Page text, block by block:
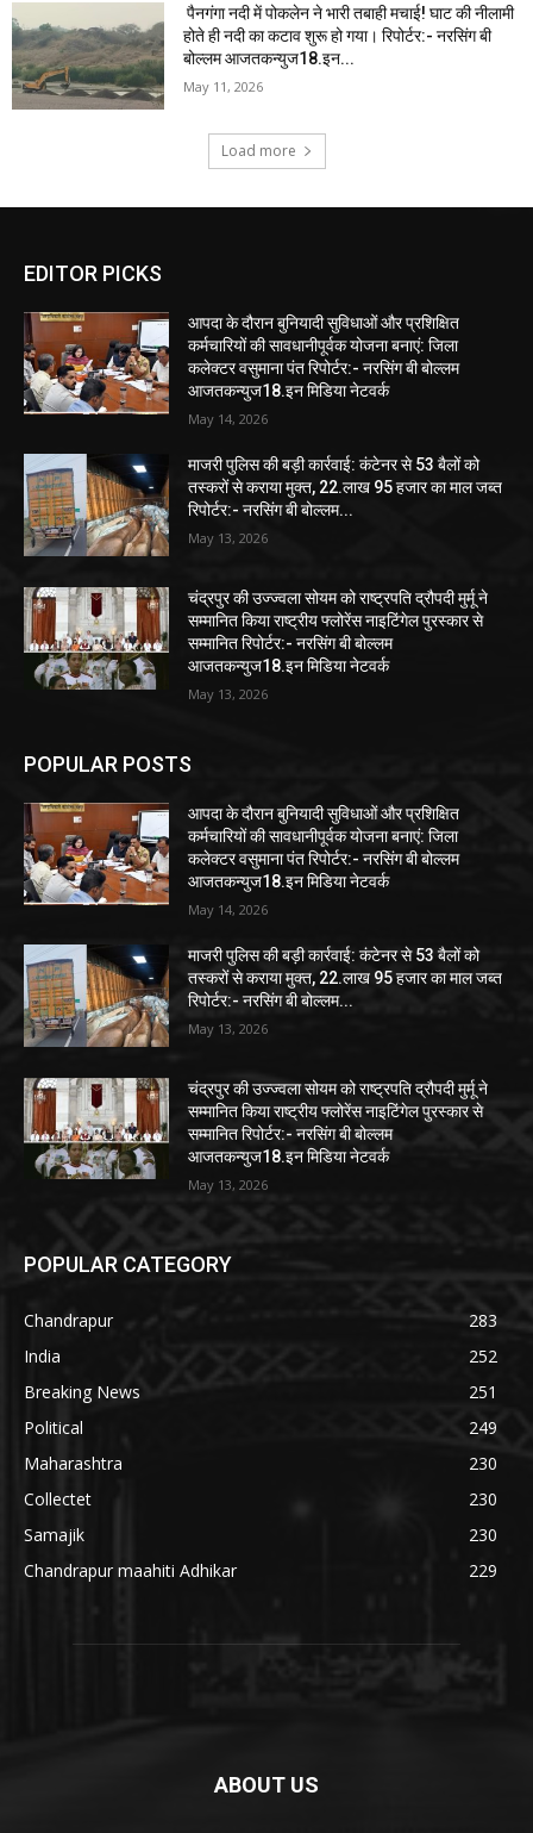
पैनगंगा नदी में पोकलेन ने भारी तबाही मचाई! घाट की नीलामी
होते ही नदी का कटाव शुरू हो गया। रिपोर्टर:- नरसिंग बी
बोल्लम आजतकन्युज18.इन...
May 11, 2026
Load more
EDITOR PICKS
आपदा के दौरान बुनियादी सुविधाओं और प्रशिक्षित
कर्मचारियों की सावधानीपूर्वक योजना बनाएं: जिला
कलेक्टर वसुमाना पंत रिपोर्टर:- नरसिंग बी बोल्लम
आजतकन्युज18.इन मिडिया नेटवर्क
May 14, 2026
माजरी पुलिस की बड़ी कार्रवाई: कंटेनर से 53 बैलों को
तस्करों से कराया मुक्त, 22.लाख 95 हजार का माल जब्त
रिपोर्टर:- नरसिंग बी बोल्लम...
May 13, 2026
चंद्रपुर की उज्ज्वला सोयम को राष्ट्रपति द्रौपदी मुर्मू ने
सम्मानित किया राष्ट्रीय फ्लोरेंस नाइटिंगेल पुरस्कार से
सम्मानित रिपोर्टर:- नरसिंग बी बोल्लम
आजतकन्युज18.इन मिडिया नेटवर्क
May 13, 2026
POPULAR POSTS
आपदा के दौरान बुनियादी सुविधाओं और प्रशिक्षित
कर्मचारियों की सावधानीपूर्वक योजना बनाएं: जिला
कलेक्टर वसुमाना पंत रिपोर्टर:- नरसिंग बी बोल्लम
आजतकन्युज18.इन मिडिया नेटवर्क
May 14, 2026
माजरी पुलिस की बड़ी कार्रवाई: कंटेनर से 53 बैलों को
तस्करों से कराया मुक्त, 22.लाख 95 हजार का माल जब्त
रिपोर्टर:- नरसिंग बी बोल्लम...
May 13, 2026
चंद्रपुर की उज्ज्वला सोयम को राष्ट्रपति द्रौपदी मुर्मू ने
सम्मानित किया राष्ट्रीय फ्लोरेंस नाइटिंगेल पुरस्कार से
सम्मानित रिपोर्टर:- नरसिंग बी बोल्लम
आजतकन्युज18.इन मिडिया नेटवर्क
May 13, 2026
POPULAR CATEGORY
Chandrapur
283
India
252
Breaking News
251
Political
249
Maharashtra
230
Collectet
230
Samajik
230
Chandrapur maahiti Adhikar
229
ABOUT US